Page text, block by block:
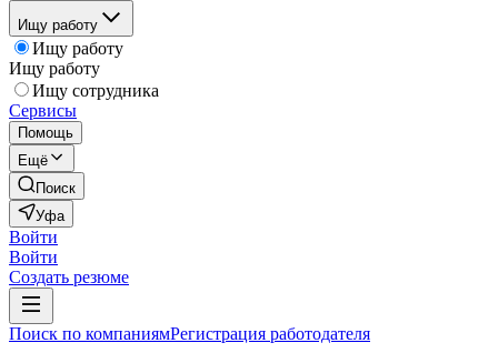
Ищу работу
Ищу работу
Ищу работу
Ищу сотрудника
Сервисы
Помощь
Ещё
Поиск
Уфа
Войти
Войти
Создать резюме
Поиск по компаниямРегистрация работодателя